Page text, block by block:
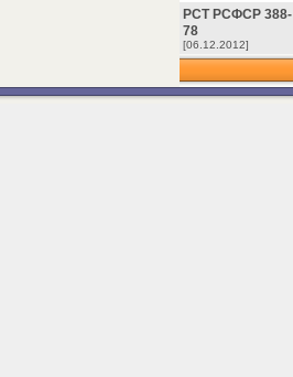
РСТ РСФСР 388-
78
[06.12.2012]